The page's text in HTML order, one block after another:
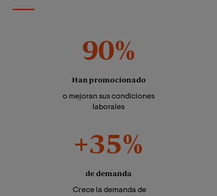
90%
Han promocionado
o mejoran sus condiciones
laborales
+35%
de demanda
Crece la demanda de